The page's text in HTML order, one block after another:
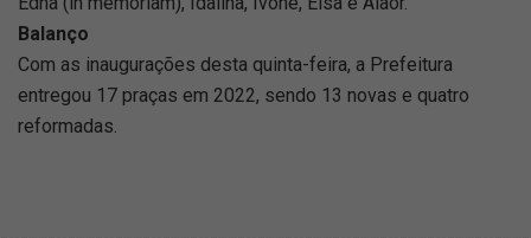
Balanço
Com as inaugurações desta quinta-feira, a Prefeitura
entregou 17 praças em 2022, sendo 13 novas e quatro
reformadas.